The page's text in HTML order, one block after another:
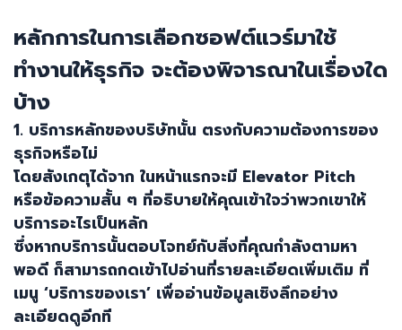
หลักการในการเลือกซอฟต์แวร์มาใช้
ทำงานให้ธุรกิจ จะต้องพิจารณาในเรื่องใด
บ้าง
1. บริการหลักของบริษัทนั้น ตรงกับความต้องการของ
ธุรกิจหรือไม่
โดยสังเกตุได้จาก ในหน้าแรกจะมี Elevator Pitch
หรือข้อความสั้น ๆ ที่อธิบายให้คุณเข้าใจว่าพวกเขาให้
บริการอะไรเป็นหลัก
ซึ่งหากบริการนั้นตอบโจทย์กับสิ่งที่คุณกำลังตามหา
พอดี ก็สามารถกดเข้าไปอ่านที่รายละเอียดเพิ่มเติม ที่
เมนู ‘บริการของเรา’ เพื่ออ่านข้อมูลเชิงลึกอย่าง
ละเอียดดูอีกที